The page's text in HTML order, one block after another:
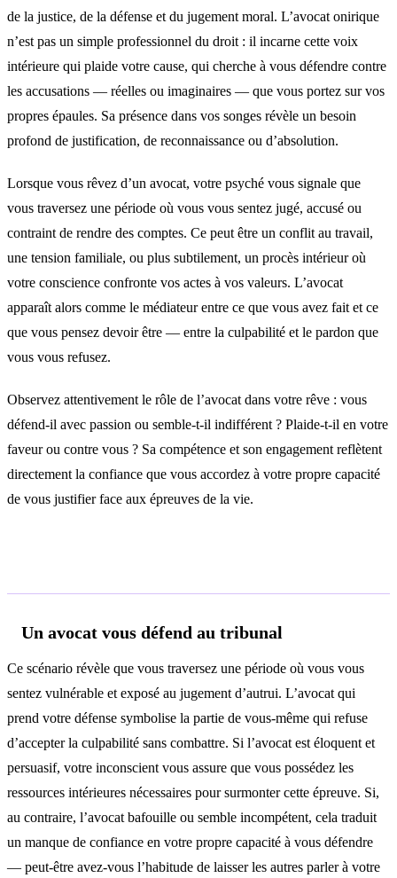
de la justice, de la défense et du jugement moral. L’avocat onirique
n’est pas un simple professionnel du droit : il incarne cette voix
intérieure qui plaide votre cause, qui cherche à vous défendre contre
les accusations — réelles ou imaginaires — que vous portez sur vos
propres épaules. Sa présence dans vos songes révèle un besoin
profond de justification, de reconnaissance ou d’absolution.
Lorsque vous rêvez d’un avocat, votre psyché vous signale que
vous traversez une période où vous vous sentez jugé, accusé ou
contraint de rendre des comptes. Ce peut être un conflit au travail,
une tension familiale, ou plus subtilement, un procès intérieur où
votre conscience confronte vos actes à vos valeurs. L’avocat
apparaît alors comme le médiateur entre ce que vous avez fait et ce
que vous pensez devoir être — entre la culpabilité et le pardon que
vous vous refusez.
Observez attentivement le rôle de l’avocat dans votre rêve : vous
défend-il avec passion ou semble-t-il indifférent ? Plaide-t-il en votre
faveur ou contre vous ? Sa compétence et son engagement reflètent
directement la confiance que vous accordez à votre propre capacité
de vous justifier face aux épreuves de la vie.
Un avocat vous défend au tribunal
Ce scénario révèle que vous traversez une période où vous vous
sentez vulnérable et exposé au jugement d’autrui. L’avocat qui
prend votre défense symbolise la partie de vous-même qui refuse
d’accepter la culpabilité sans combattre. Si l’avocat est éloquent et
persuasif, votre inconscient vous assure que vous possédez les
ressources intérieures nécessaires pour surmonter cette épreuve. Si,
au contraire, l’avocat bafouille ou semble incompétent, cela traduit
un manque de confiance en votre propre capacité à vous défendre
— peut-être avez-vous l’habitude de laisser les autres parler à votre